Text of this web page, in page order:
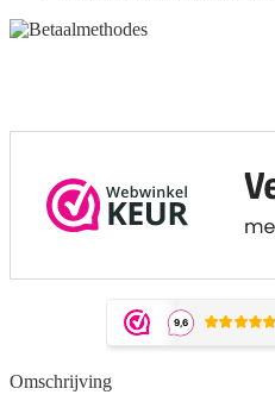
Omschrijving